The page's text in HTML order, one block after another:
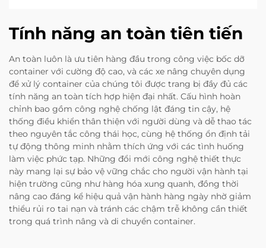
Tính năng an toàn tiên tiến
An toàn luôn là ưu tiên hàng đầu trong công việc bốc dỡ
container với cường độ cao, và các xe nâng chuyên dụng
để xử lý container của chúng tôi được trang bị đầy đủ các
tính năng an toàn tích hợp hiện đại nhất. Cấu hình hoàn
chỉnh bao gồm công nghệ chống lật đáng tin cậy, hệ
thống điều khiển thân thiện với người dùng và dễ thao tác
theo nguyên tắc công thái học, cùng hệ thống ổn định tải
tự động thông minh nhằm thích ứng với các tình huống
làm việc phức tạp. Những đổi mới công nghệ thiết thực
này mang lại sự bảo vệ vững chắc cho người vận hành tại
hiện trường cũng như hàng hóa xung quanh, đồng thời
nâng cao đáng kể hiệu quả vận hành hàng ngày nhờ giảm
thiểu rủi ro tai nạn và tránh các chậm trễ không cần thiết
trong quá trình nâng và di chuyển container.